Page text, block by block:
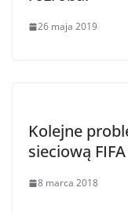
26 maja 2019
Kolejne
sieciową
8 marca 2018